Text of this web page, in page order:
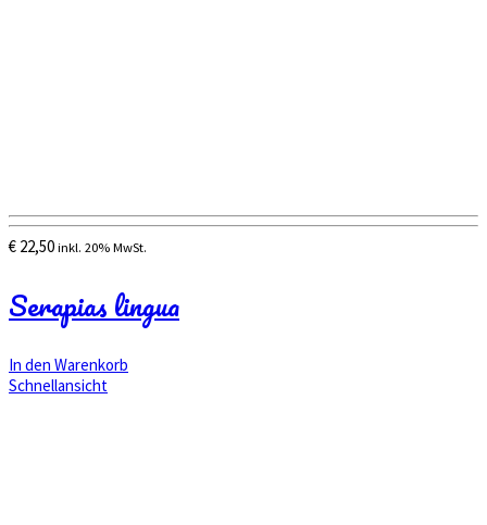
€ 22,50 inkl. 20% MwSt.
Serapias lingua
In den Warenkorb
Schnellansicht